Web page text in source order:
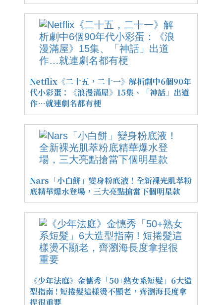
Netflix《二十五，二十一》解析劇中6個90年
代小彩蛋：《浪漫滿屋》15集、「神話」出道
作…就連劇名都有梗
Nars「小白餅」變身粉底液！全新裸光肌萃粉
底精華爆水登場，三大亮點搶當下個明星款
《少年法庭》金憓秀「50+熟女系短髮」6大造
型指南 ! 短捲髮這樣燙不顯老，齊瀏海長度拿
捏很重要